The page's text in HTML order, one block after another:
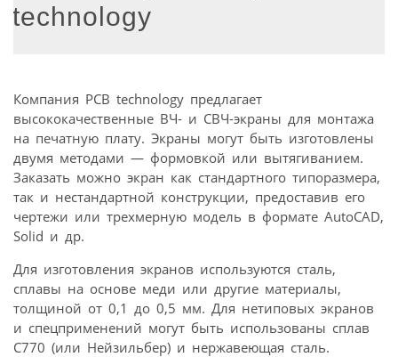
technology
Компания PCB technology предлагает
высококачественные ВЧ- и СВЧ-экраны для монтажа
на печатную плату. Экраны могут быть изготовлены
двумя методами — формовкой или вытягиванием.
Заказать можно экран как стандартного типоразмера,
так и нестандартной конструкции, предоставив его
чертежи или трехмерную модель в формате AutoCAD,
Solid и др.
Для изготовления экранов используются сталь,
сплавы на основе меди или другие материалы,
толщиной от 0,1 до 0,5 мм. Для нетиповых экранов
и спецприменений могут быть использованы сплав
C770 (или Нейзильбер) и нержавеющая cталь.